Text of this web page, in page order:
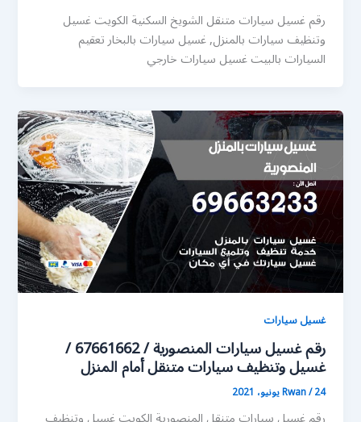
رقم غسيل سيارات متنقل الشويخ السكنية الكويت غسيل
وتنظيف سيارات بالمنزل, غسيل سيارات بالبخار تعقيم
السيارات بالبيت غسيل سيارات خارجي
غسيل سيارات
رقم غسيل سيارات المنصورية / 67661662 /
غسيل وتنظيف سيارات متنقل أمام المنزل
Rwan/24 يونيو، 2021